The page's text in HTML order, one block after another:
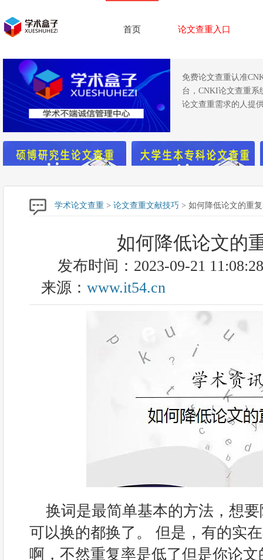
首页 论文查重入口
免费论文查重认准
台，CNKI论文查重系
论文查重需求的人提
学术论文查重 > 论文查重文献技巧 > 如何降低论文的重
如何降低论文的
发布时间：2023-09-21 11:08:28
来源： www.it54.cn
换词是最简单基本的方法，想
可以换的都换了。 但是，有的实
啊，不然重复率是低了但是你论